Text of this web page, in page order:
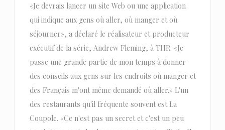
«Je devrais lancer un site Web ou une application
qui indique aux gens où aller, où manger et où
séjourner», a déclaré le réalisateur et producteur
exécutif de la série, Andrew Fleming, à THR. «Je
passe une grande partie de mon temps à donner
des conseils aux gens sur les endroits où manger et
des Français m'ont même demandé où aller.» L'un
des restaurants qu'il fréquente souvent est La
Coupole. «Ce n'est pas un secret et c'est un peu